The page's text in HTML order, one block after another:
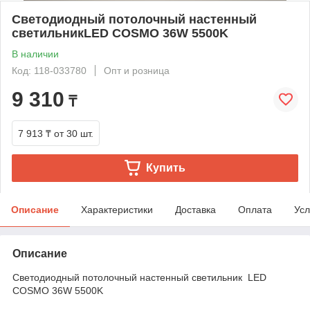
Светодиодный потолочный настенный
светильникLED COSMO 36W 5500K
В наличии
Код: 118-033780
Опт и розница
9 310 ₸
7 913 ₸ от 30 шт.
Купить
Описание Характеристики Доставка Оплата
Описание
Светодиодный потолочный настенный светильник LED
COSMO 36W 5500K